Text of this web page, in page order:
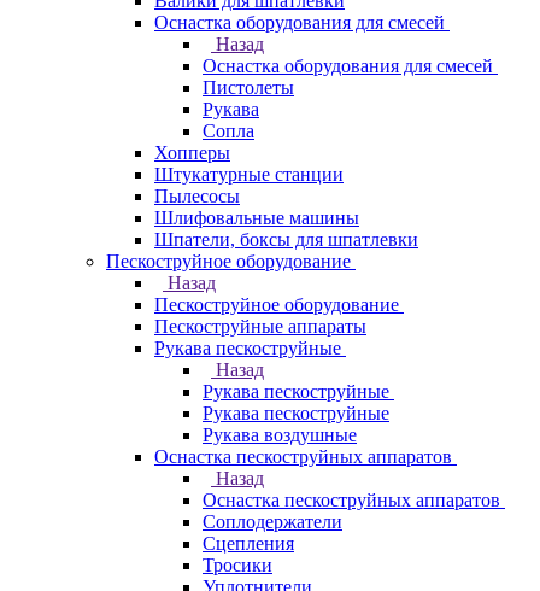
Оснастка оборудования для смесей
Назад
Оснастка оборудования для смесей
Пистолеты
Рукава
Сопла
Хопперы
Штукатурные станции
Пылесосы
Шлифовальные машины
Шпатели, боксы для шпатлевки
Пескоструйное оборудование
Назад
Пескоструйное оборудование
Пескоструйные аппараты
Рукава пескоструйные
Назад
Рукава пескоструйные
Рукава пескоструйные
Рукава воздушные
Оснастка пескоструйных аппаратов
Назад
Оснастка пескоструйных аппаратов
Соплодержатели
Сцепления
Тросики
Уплотнители